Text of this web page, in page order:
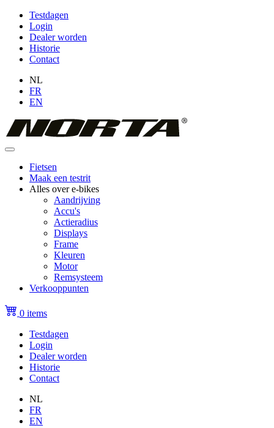
Overslaan
naar
inhoud
Topmenu
(niet
ingelogd)
Testdagen
Login
Dealer worden
Historie
Contact
NL
FR
EN
Hoofdnavigatie
Fietsen
Maak een testrit
Alles over e-bikes
Aandrijving
Accu's
Actieradius
Displays
Frame
Kleuren
Motor
Remsysteem
Verkooppunten
0 items
Topmenu
(niet
ingelogd)
Testdagen
Login
Dealer worden
Historie
Contact
NL
FR
EN